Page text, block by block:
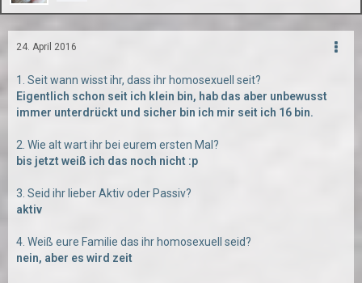
24. April 2016
1. Seit wann wisst ihr, dass ihr homosexuell seit?
Eigentlich schon seit ich klein bin, hab das aber unbewusst
immer unterdrückt und sicher bin ich mir seit ich 16 bin.
2. Wie alt wart ihr bei eurem ersten Mal?
bis jetzt weiß ich das noch nicht :p
3. Seid ihr lieber Aktiv oder Passiv?
aktiv
4. Weiß eure Familie das ihr homosexuell seid?
nein, aber es wird zeit